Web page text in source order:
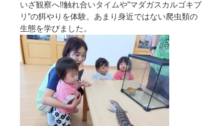
いざ観察へ!!触れ合いタイムや”マダガスカルゴキブ
リ”の餌やりを体験。あまり身近ではない爬虫類の
生態を学びました。